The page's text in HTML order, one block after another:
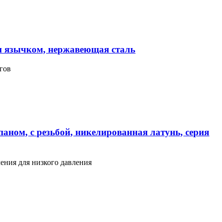
язычком, нержавеющая сталь
с резьбой, никелированная латунь, серия
для низкого давления